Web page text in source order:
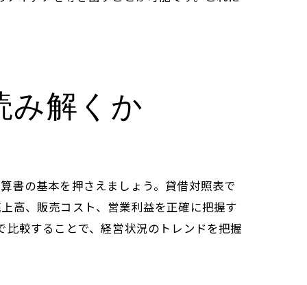
み解くか
書の基本を押さえましょう。貸借対照表で
高、販売コスト、営業利益を正確に把握す
較することで、経営状況のトレンドを把握